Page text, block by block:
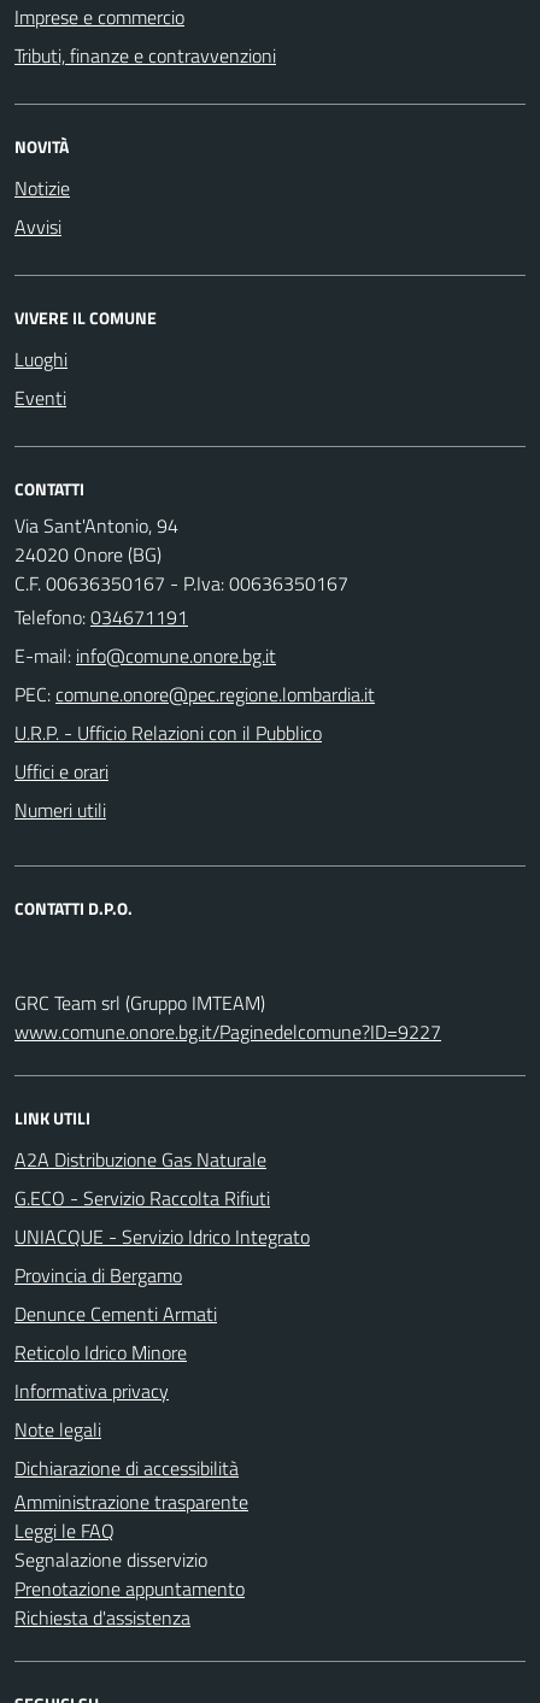
Imprese e commercio
Tributi, finanze e contravvenzioni
NOVITÀ
Notizie
Avvisi
VIVERE IL COMUNE
Luoghi
Eventi
CONTATTI
Via Sant'Antonio, 94
24020 Onore (BG)
C.F. 00636350167 - P.Iva: 00636350167
Telefono:034671191
E-mail:
PEC:
U.R.P. - Ufficio Relazioni con il Pubblico
Uffici e orari
Numeri utili
CONTATTI D.P.O.
GRC Team srl (Gruppo IMTEAM)
www.comune.onore.bg.it/Paginedelcomune?ID=9227
LINK UTILI
A2A Distribuzione Gas Naturale
G.ECO - Servizio Raccolta Rifiuti
UNIACQUE - Servizio Idrico Integrato
Provincia di Bergamo
Denunce Cementi Armati
Reticolo Idrico Minore
Informativa privacy
Note legali
Dichiarazione di accessibilità
Amministrazione trasparente
Leggi le FAQ
Segnalazione disservizio
Prenotazione appuntamento
Richiesta d'assistenza